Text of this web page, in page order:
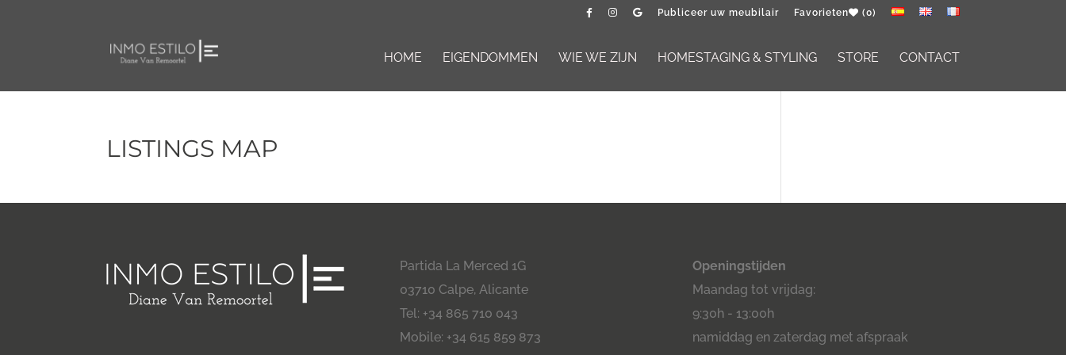
Publiceer uw meubilair Favorieten (0)
HOME EIGENDOMMEN WIE WE ZIJN HOMESTAGING & STYLING STORE CONTACT
LISTINGS MAP
Partida La Merced 1G
03710 Calpe, Alicante
Tel: +34 865 710 043
Mobile: +34 615 859 873
Openingstijden
Maandag tot vrijdag:
9:30h - 13:00h
namiddag en zaterdag met afspraak